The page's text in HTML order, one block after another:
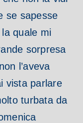
se sapesse
quale mi
sorpresa
non l’aveva
vista parlare
turbata da